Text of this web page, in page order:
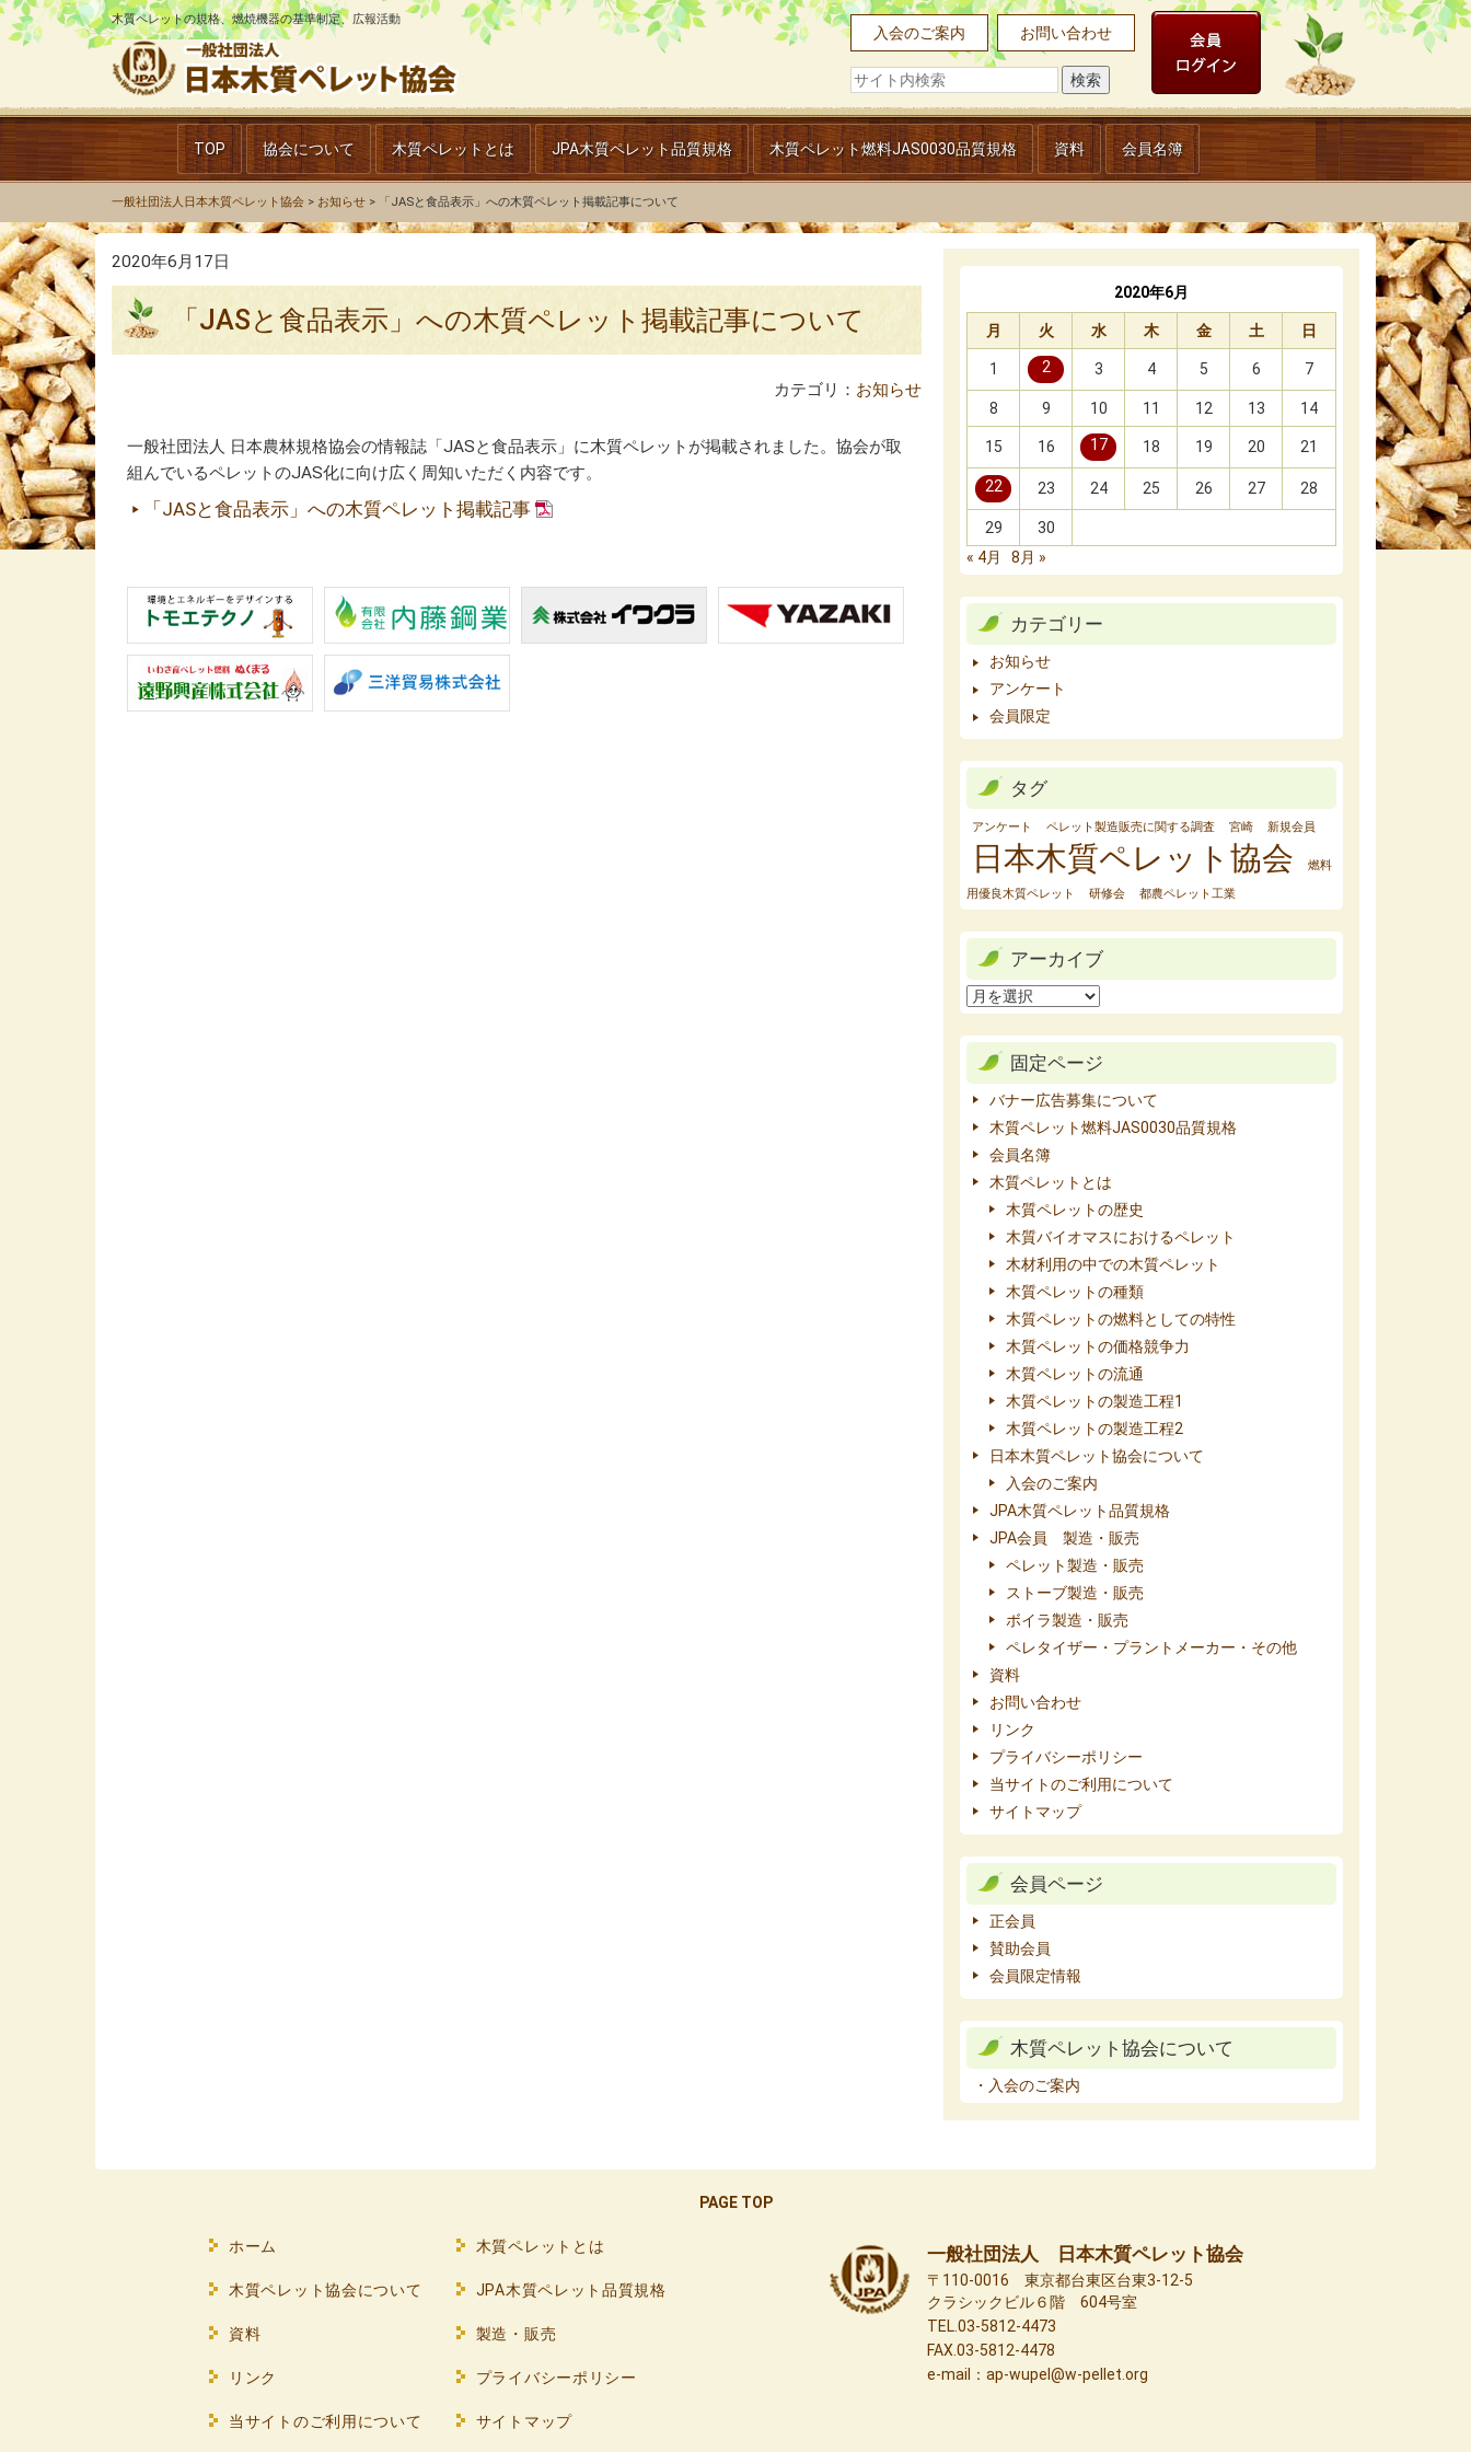
木質ペレットの規格、燃焼機器の基準制定、広報活動
入会のご案内 お問い合わせ
TOP 協会について 木質ペレットとは JPA木質ペレット品質規格 木質ペレット燃料JAS0030品質規格 資料 会員名簿
一般社団法人日本木質ペレット協会 > お知らせ > 「JASと食品表示」への木質ペレット掲載記事について
2020年6月17日
「JASと食品表示」への木質ペレット掲載記事について
カテゴリ： お知らせ
一般社団法人 日本農林規格協会の情報誌「JASと食品表示」に木質ペレットが掲載されました。協会が取
組んでいるペレットのJAS化に向け広く周知いただく内容です。
「JASと食品表示」への木質ペレット掲載記事
2020年6月
月 火 水 木 金 土 日
1 2 3 4 5 6 7
8 9 10 11 12 13 14
15 16 17 18 19 20 21
22 23 24 25 26 27 28
29
30
« 4月
8月 »
カテゴリー
お知らせ
アンケート
会員限定
タグ
アンケート ペレット製造販売に関する調査 宮崎 新規会員
日本木質ペレット協会
燃料
用優良木質ペレット
研修会 都農ペレット工業
アーカイブ
固定ページ
バナー広告募集について
木質ペレット燃料JAS0030品質規格
会員名簿
木質ペレットとは
木質ペレットの歴史
木質バイオマスにおけるペレット
木材利用の中での木質ペレット
木質ペレットの種類
木質ペレットの燃料としての特性
木質ペレットの価格競争力
木質ペレットの流通
木質ペレットの製造工程1
木質ペレットの製造工程2
日本木質ペレット協会について
入会のご案内
JPA木質ペレット品質規格
JPA会員 製造・販売
ペレット製造・販売
ストーブ製造・販売
ボイラ製造・販売
ペレタイザー・プラントメーカー・その他
資料
お問い合わせ
リンク
プライバシーポリシー
当サイトのご利用について
サイトマップ
会員ページ
正会員
賛助会員
会員限定情報
木質ペレット協会について
・入会のご案内
PAGE TOP
ホーム 木質ペレットとは
木質ペレット協会について JPA木質ペレット品質規格
資料 製造・販売
リンク プライバシーポリシー
当サイトのご利用について サイトマップ
一般社団法人 日本木質ペレット協会
〒110-0016 東京都台東区台東3-12-5
クラシックビル６階 604号室
TEL.03-5812-4473
FAX.03-5812-4478
e-mail：ap-wupel@w-pellet.org